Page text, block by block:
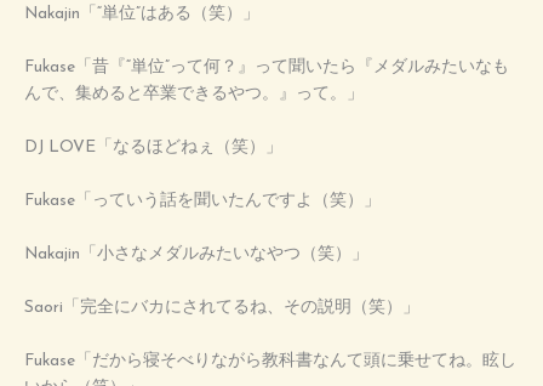
Nakajin「“単位”はある（笑）」
Fukase「昔『“単位”って何？』って聞いたら『メダルみたいなも
んで、集めると卒業できるやつ。』って。」
DJ LOVE「なるほどねぇ（笑）」
Fukase「っていう話を聞いたんですよ（笑）」
Nakajin「小さなメダルみたいなやつ（笑）」
Saori「完全にバカにされてるね、その説明（笑）」
Fukase「だから寝そべりながら教科書なんて頭に乗せてね。眩し